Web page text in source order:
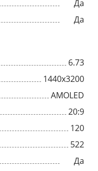
Да
Да
6.73
1440x3200
AMOLED
20:9
120
522
Да